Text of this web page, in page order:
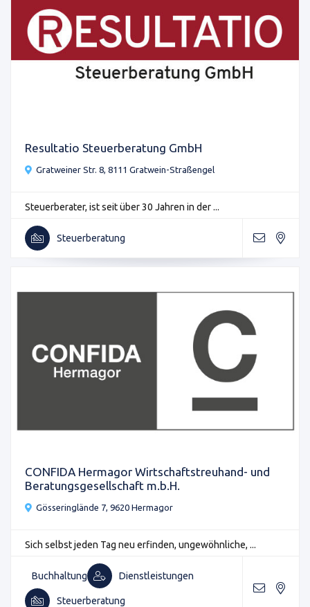
Resultatio Steuerberatung GmbH
Gratweiner Str. 8, 8111 Gratwein-Straßengel
Steuerberater, ist seit über 30 Jahren in der ...
Steuerberatung
CONFIDA Hermagor Wirtschaftstreuhand- und
Beratungsgesellschaft m.b.H.
Gösseringlände 7, 9620 Hermagor
Sich selbst jeden Tag neu erfinden, ungewöhnliche, ...
Buchhaltung Dienstleistungen
Steuerberatung